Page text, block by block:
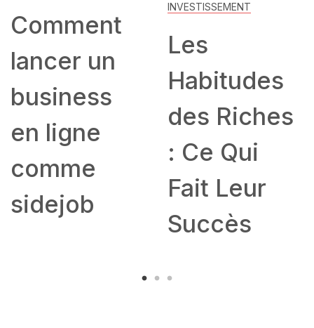
Comment
lancer un
business
en ligne
comme
sidejob
INVESTISSEMENT
Les
Habitudes
des Riches
: Ce Qui
Fait Leur
Succès